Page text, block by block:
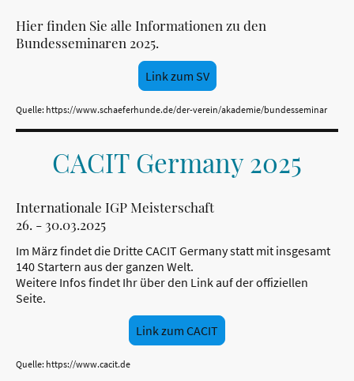
Hier finden Sie alle Informationen zu den
Bundesseminaren 2025.
Link zum SV
Quelle: https://www.schaeferhunde.de/der-verein/akademie/bundesseminar
CACIT Germany 2025
Internationale IGP Meisterschaft
26. - 30.03.2025
Im März findet die Dritte CACIT Germany statt mit insgesamt
140 Startern aus der ganzen Welt.
Weitere Infos findet Ihr über den Link auf der offiziellen
Seite.
Link zum CACIT
Quelle: https://www.cacit.de